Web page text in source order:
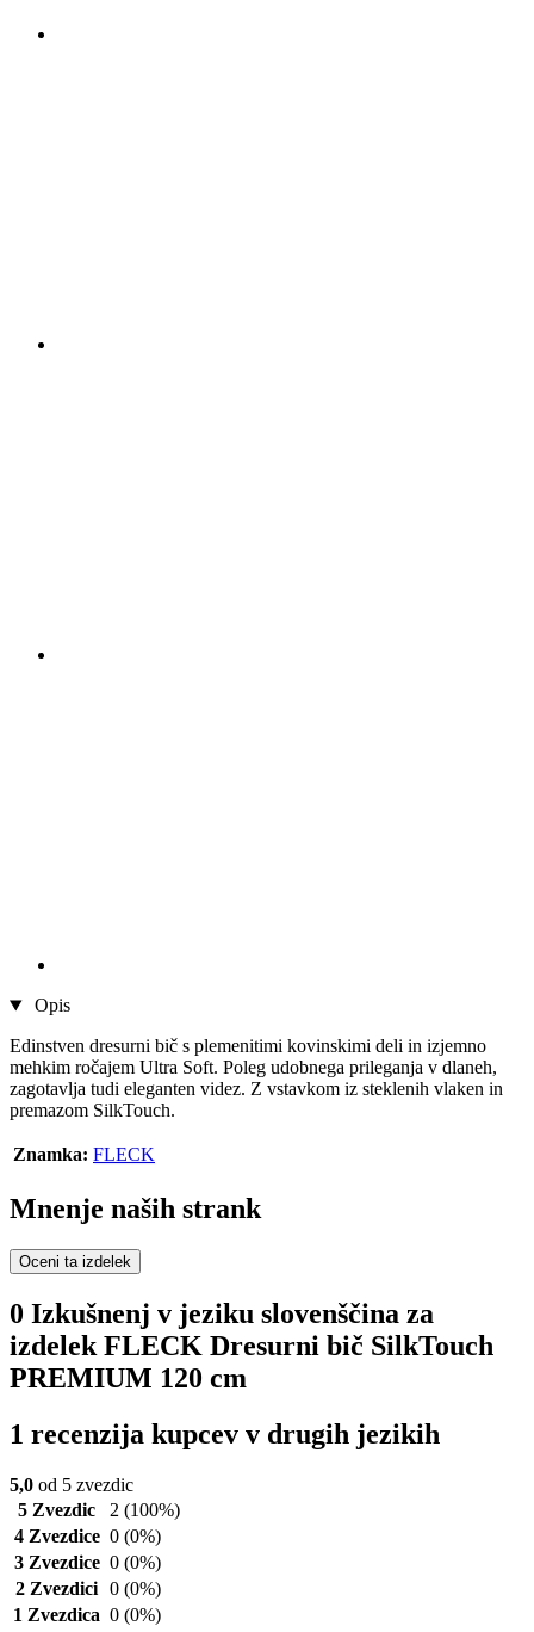
Opis
Edinstven dresurni bič s plemenitimi kovinskimi deli in izjemno
mehkim ročajem Ultra Soft. Poleg udobnega prileganja v dlaneh,
zagotavlja tudi eleganten videz. Z vstavkom iz steklenih vlaken in
premazom SilkTouch.
Znamka: FLECK
Mnenje naših strank
Oceni ta izdelek
0 Izkušnenj v jeziku slovenščina za
izdelek FLECK Dresurni bič SilkTouch
PREMIUM 120 cm
1 recenzija kupcev v drugih jezikih
5,0 od 5 zvezdic
5 Zvezdic
2 (100%)
4 Zvezdice 0 (0%)
3 Zvezdice 0 (0%)
2 Zvezdici 0 (0%)
1 Zvezdica 0 (0%)